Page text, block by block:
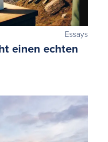
Essays
einen echten